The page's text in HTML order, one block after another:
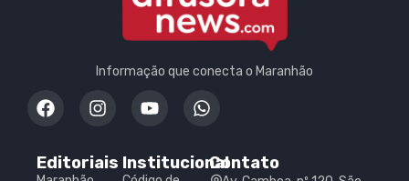
Informação que conecta o Maranhão
Editoriais InstitucionalContato